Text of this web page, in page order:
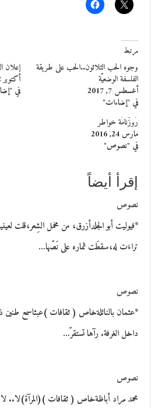
مرتبط
وجوه الحب الثلاثون..الحب على طريقة
الفلسفة الوضعيّة
أغسطس 7, 2017
في "إضاءات"
إعلان
أكتوبر 22, 2015
في
رُوزْنامَة خواطر
مارس 24, 2016
في "نصوص"
إقرأ أيضاً
نصوص
*فيوليت أبو الجلدأزرق، من مخمل الشِعر،قلت
تراءَت له،سقطَت ثماره على نَصّها…
نصوص
*عثمان بالنائلةخاص ( ثقافات )عبثاسمع طنين
داخل الغرفة. رآها تستقرّ…
نصوص
محمد مراد أباظةخاص ( ثقافات )(المرآة)لا..